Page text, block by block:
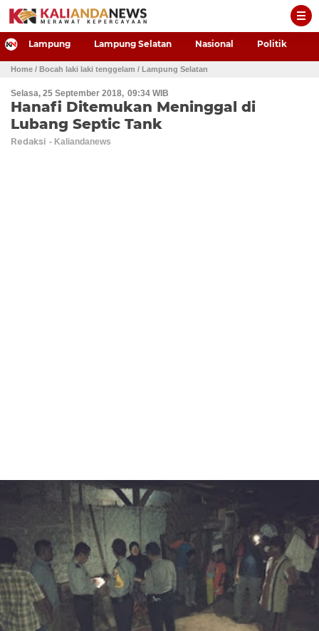
-->
Lampung Lampung Selatan Nasional Politik
Home / Bocah laki laki tenggelam / Lampung Selatan
Selasa, 25 September 2018 09:34 WIB
Hanafi Ditemukan Meninggal di
Lubang Septic Tank
Redaksi